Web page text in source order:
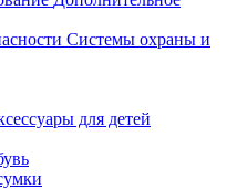
Системы охраны и
для детей